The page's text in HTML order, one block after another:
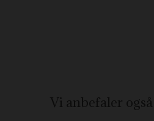
Vi anbefaler også